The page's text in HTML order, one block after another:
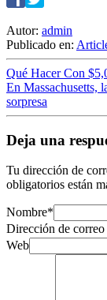
Autor: admin
Publicado en:
Qué Hacer Con
En Massachusetts,
sorpresa
Deja una
Tu dirección de
obligatorios están
Nombre*
Dirección de
Web